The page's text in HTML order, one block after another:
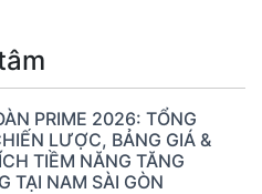
PRIME 2026: TỔNG
LƯỢC, BẢNG GIÁ &
TIỀM NĂNG TĂNG
TẠI NAM SÀI GÒN